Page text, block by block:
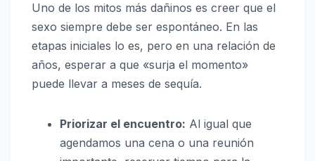
Uno de los mitos más dañinos es creer que el
sexo siempre debe ser espontáneo. En las
etapas iniciales lo es, pero en una relación de
años, esperar a que «surja el momento»
puede llevar a meses de sequía.
Priorizar el encuentro: Al igual que
agendamos una cena o una reunión